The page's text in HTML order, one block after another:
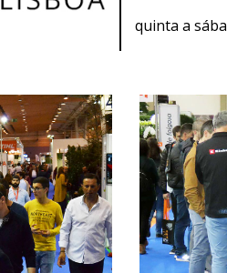
quinta a